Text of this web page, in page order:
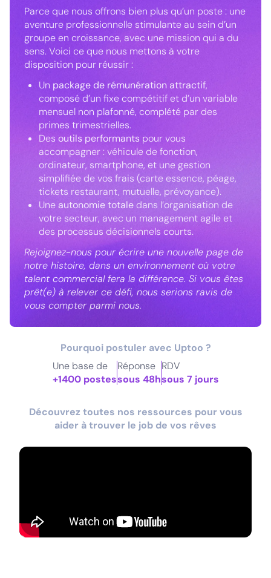
Parce que nous offrons bien plus qu’un poste : une
aventure professionnelle stimulante au sein d’un
groupe en croissance, avec une mission qui a du
sens. Voici ce que nous mettons à votre
disposition pour réussir :
Un package de rémunération attractif,
composé d’un fixe compétitif et d’un variable
mensuel non plafonné, complété par des
primes trimestrielles.
Des outils performants pour vous
accompagner : véhicule de fonction,
ordinateur, smartphone, et une gestion
simplifiée de vos frais (carte essence, péage,
tickets restaurant, mutuelle, prévoyance).
Une autonomie totaledans l’organisation de
votre secteur, avec un management agile et
des processus décisionnels courts.
Rejoignez-nous pour écrire une nouvelle page de
notre histoire, dans un environnement où votre
talent commercial fera la différence. Si vous êtes
prêt(e) à relever ce défi, nous serions ravis de
vous compter parmi nous.
Pourquoi postuler avec Uptoo ?
Une base de
+1400 postes
Réponse
sous 48h
RDV
sous 7 jours
Découvrez toutes nos ressources pour vous
aider à trouver le job de vos rêves